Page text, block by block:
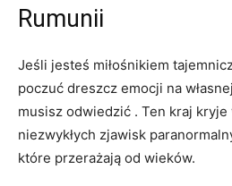
Rumunii
Jeśli jesteś miłośnikiem
poczuć dreszcz emocji na
⁣musisz odwiedzić . Ten kraj kryje
niezwykłych zjawisk
które przerażają od wieków.